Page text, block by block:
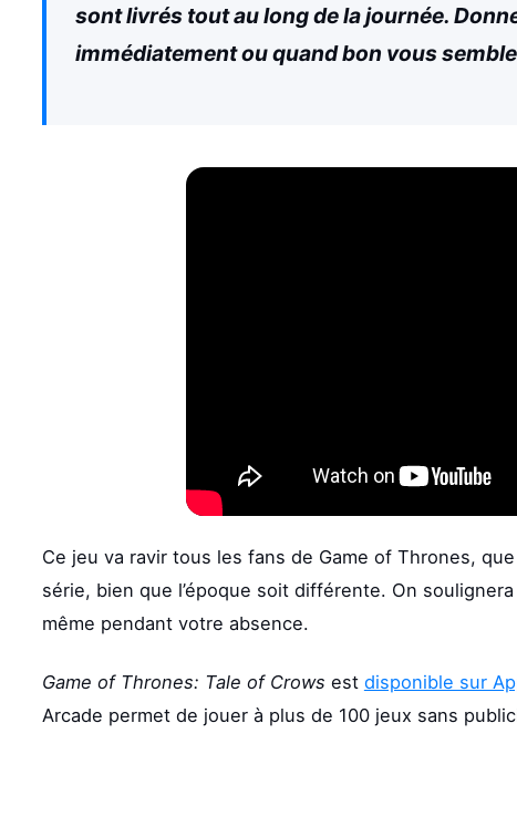
sont livrés tout au long de la journée.
immédiatement ou quand bon vous
Ce jeu va ravir tous les fans de Game of Thrones,
série, bien que l’époque soit différente. On
même pendant votre absence.
Game of Thrones: Tale of Crows est disponible sur
Arcade permet de jouer à plus de 100 jeux sans